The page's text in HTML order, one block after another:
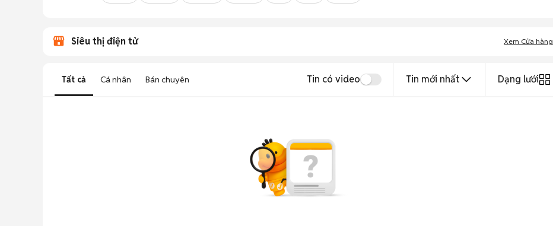
Siêu thị điện tử Xem Cửa hàng
Tất cả Cá nhân Bán chuyên Tin có video Tin mới nhất Dạng lưới